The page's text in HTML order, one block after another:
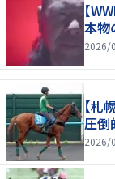
【
本物
2026/
【札
圧倒
2026/